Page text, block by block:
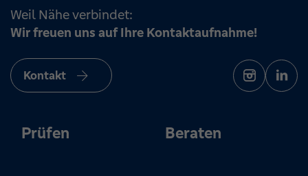
Weil Nähe verbindet:
Wir freuen uns auf Ihre Kontaktaufnahme!
Kontakt
Prüfen Beraten